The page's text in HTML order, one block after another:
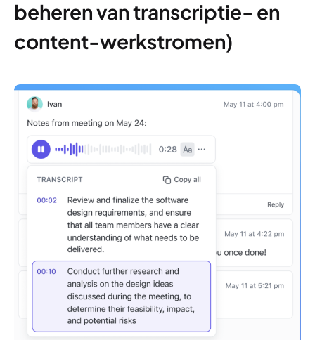
beheren van transcriptie- en
content-werkstromen)